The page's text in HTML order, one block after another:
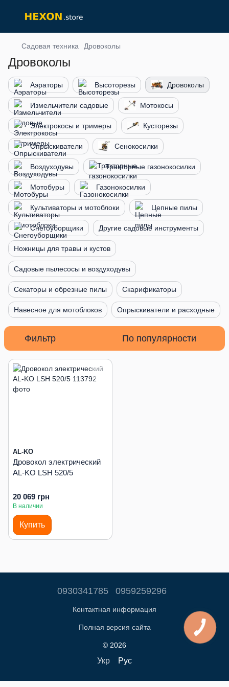
Садовая техника Дровоколы
Дровоколы
Аэраторы Высоторезы Дровоколы
Измельчители садовые Мотокосы
Электрокосы и тримеры Кусторезы
Опрыскиватели Сенокосилки
Воздуходувы Тракторные газонокосилки
Мотобуры Газонокосилки
Культиваторы и мотоблоки Цепные пилы
Снегоуборщики Другие садовые инструменты
Ножницы для травы и кустов
Садовые пылесосы и воздуходувы
Секаторы и обрезные пилы Скарификаторы
Навесное для мотоблоков Опрыскиватели и расходные
Фильтр По популярности
AL-KO
Дровокол электрический
AL-KO LSH 520/5
20 069 грн
В наличии
Купить
0930341785 0959259296
Контактная информация
Полная версия сайта
© 2026
Укр Рус